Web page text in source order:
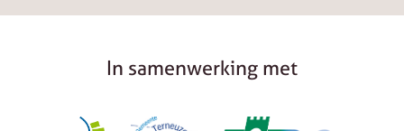
In samenwerking met